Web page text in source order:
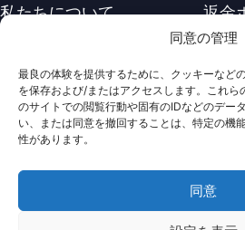
同意の管理
最良の体験を提供するために、クッキーなど
を保存および/またはアクセスします。これら
のサイトでの閲覧行動や固有のIDなどのデー
い、または同意を撤回することは、特定の機
性があります。
同意
私たちについて
返金
プラ
利用
アン
2026
Mind
· 著作